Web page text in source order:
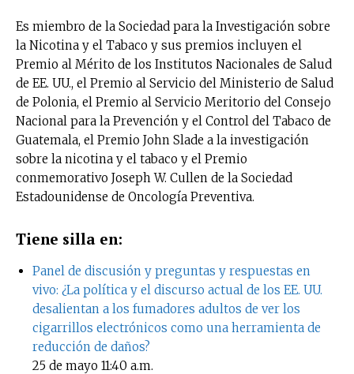
Es miembro de la Sociedad para la Investigación sobre
la Nicotina y el Tabaco y sus premios incluyen el
Premio al Mérito de los Institutos Nacionales de Salud
de EE. UU., el Premio al Servicio del Ministerio de Salud
de Polonia, el Premio al Servicio Meritorio del Consejo
Nacional para la Prevención y el Control del Tabaco de
Guatemala, el Premio John Slade a la investigación
sobre la nicotina y el tabaco y el Premio
conmemorativo Joseph W. Cullen de la Sociedad
Estadounidense de Oncología Preventiva.
Tiene silla en:
Panel de discusión y preguntas y respuestas en
vivo: ¿La política y el discurso actual de los EE. UU.
desalientan a los fumadores adultos de ver los
cigarrillos electrónicos como una herramienta de
reducción de daños?
25 de mayo 11:40 a.m.